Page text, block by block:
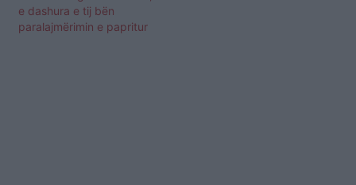
e dashura e tij bën
paralajmërimin e papritur